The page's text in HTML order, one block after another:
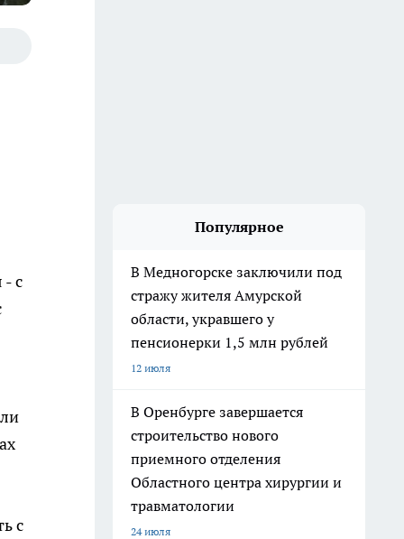
- с
с
Популярное
В Медногорске заключили под
стражу жителя Амурской
области, укравшего у
пенсионерки 1,5 млн рублей
12 июля
В Оренбурге завершается
строительство нового
приемного отделения
Областного центра хирургии и
травматологии
24 июля